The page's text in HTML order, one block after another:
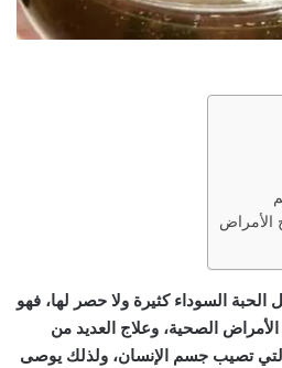
الأمراض
السوداء كثيرة ولا حصر لها، فهو
الصحية، وعلاج العديد من
تصيب جسم الإنسان، ولذلك يوصى